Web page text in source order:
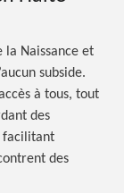
la Naissance et
subside.
à tous, tout
des
facilitant
des